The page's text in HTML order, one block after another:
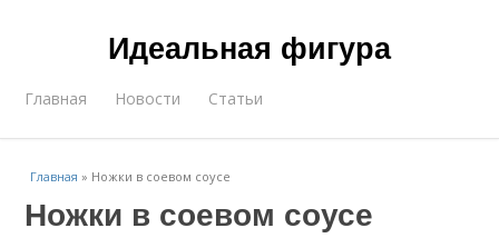
Идеальная фигура
Главная Новости Статьи
Главная » Ножки в соевом соусе
Ножки в соевом соусе